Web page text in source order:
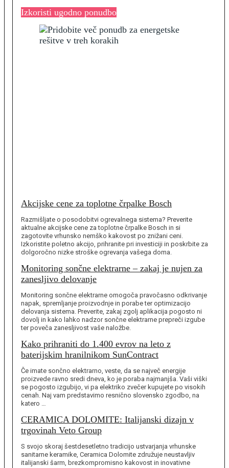
Izkoristi ugodno ponudbo
Akcijske cene za toplotne črpalke Bosch
Razmišljate o posodobitvi ogrevalnega sistema? Preverite
aktualne akcijske cene za toplotne črpalke Bosch in si
zagotovite vrhunsko nemško kakovost po znižani ceni.
Izkoristite poletno akcijo, prihranite pri investiciji in poskrbite za
dolgoročno nizke stroške ogrevanja vašega doma.
Monitoring sončne elektrarne – zakaj je nujen za
zanesljivo delovanje
Monitoring sončne elektrarne omogoča pravočasno odkrivanje
napak, spremljanje proizvodnje in porabe ter optimizacijo
delovanja sistema. Preverite, zakaj zgolj aplikacija pogosto ni
dovolj in kako lahko nadzor sončne elektrarne prepreči izgube
ter poveča zanesljivost vaše naložbe.
Kako prihraniti do 1.400 evrov na leto z
baterijskim hranilnikom SunContract
Če imate sončno elektrarno, veste, da se največ energije
proizvede ravno sredi dneva, ko je poraba najmanjša. Vaši viški
se pogosto izgubijo, vi pa elektriko zvečer kupujete po visokih
cenah. Naj vam predstavimo resnično slovensko zgodbo, na
katero …
CERAMICA DOLOMITE: Italijanski dizajn v
trgovinah Veto Group
S svojo skoraj šestdesetletno tradicijo ustvarjanja vrhunske
sanitarne keramike, Ceramica Dolomite združuje neustavljiv
italijanski šarm, brezkompromisno kakovost in inovativne